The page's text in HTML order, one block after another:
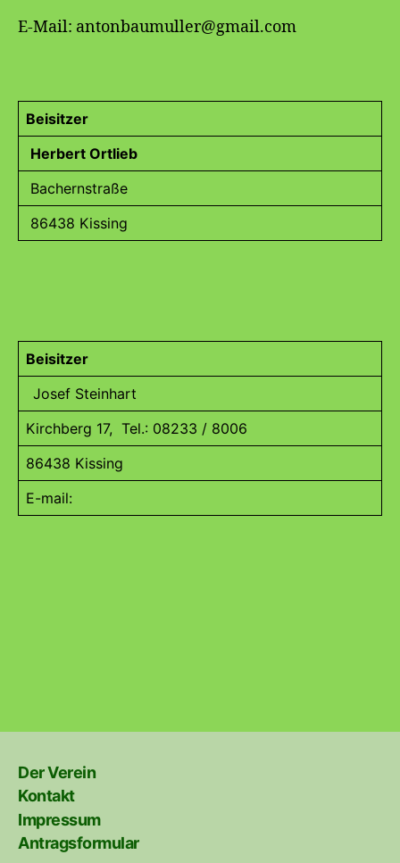
E-Mail: antonbaumuller@gmail.com
Beisitzer
Herbert Ortlieb
Bachernstraße
86438 Kissing
Beisitzer
Josef Steinhart
Kirchberg 17, Tel.: 08233 / 8006
86438 Kissing
E-mail:
Der Verein
Kontakt
Impressum
Antragsformular